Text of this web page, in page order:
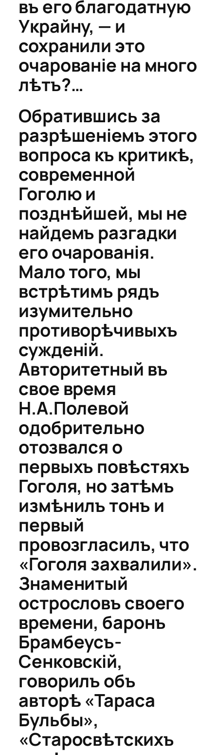
въ его благодатную
Украйну, — и
сохранили это
очарованіе на много
лѣтъ?…
Обратившись за
разрѣшеніемъ этого
вопроса къ критикѣ,
современной
Гоголю и
позднѣйшей, мы не
найдемъ разгадки
его очарованія.
Мало того, мы
встрѣтимъ рядъ
изумительно
противорѣчивыхъ
сужденій.
Авторитетный въ
свое время
Н.А.Полевой
одобрительно
отозвался о
первыхъ повѣстяхъ
Гоголя, но затѣмъ
измѣнилъ тонъ и
первый
провозгласилъ, что
«Гоголя захвалили».
Знаменитый
острословъ своего
времени, баронъ
Брамбеусъ-
Сенковскій,
говорилъ объ
авторѣ «Тараса
Бульбы»,
«Старосвѣтскихъ